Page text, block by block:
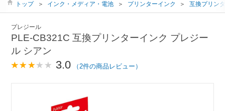
トップ ＞ インク・メディア・電池 ＞ プリンターインク ＞ 互換プリン
プレジール
PLE-CB321C 互換プリンターインク プレジー
ル シアン
3.0 （2件の商品レビュー）